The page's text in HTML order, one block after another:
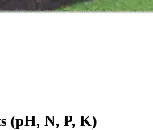
(pH, N, P, K)